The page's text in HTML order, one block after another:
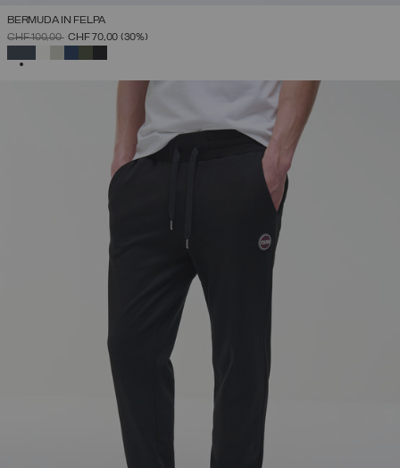
BERMUDA IN FELPA
PREZZO RIDOTTO DA
CHF 100,00ACHF 70,00 (30%)